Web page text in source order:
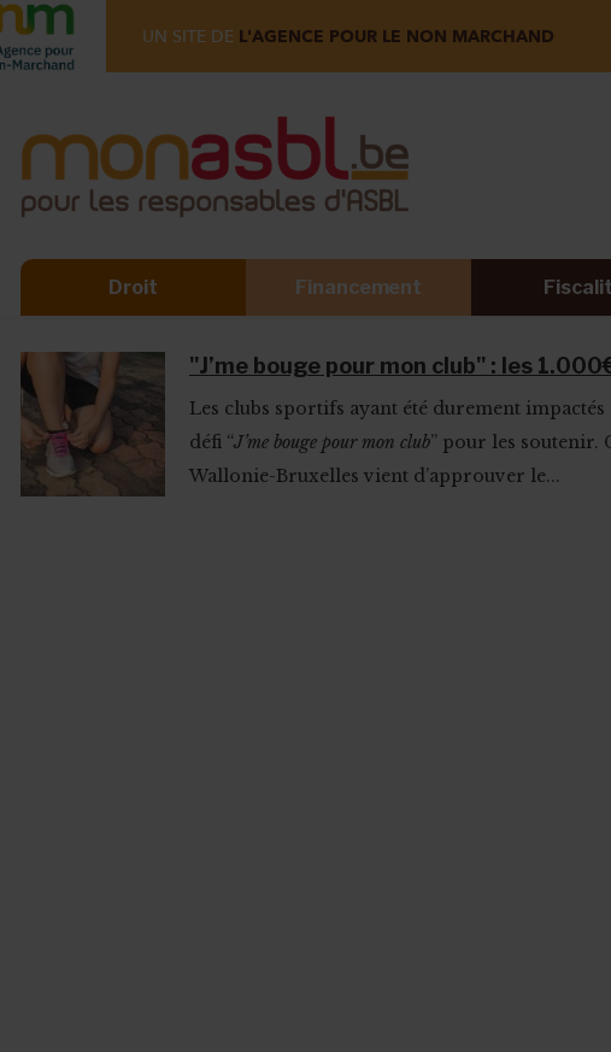
UN SITE DE L'AGENCE POUR LE NON MARCHAND
Droit Financement
"J’me bouge pour mon club" : les
Les clubs sportifs ayant été durement
défi “J’me bouge pour mon club” pour les soutenir.
Wallonie-Bruxelles vient d’approuver le...